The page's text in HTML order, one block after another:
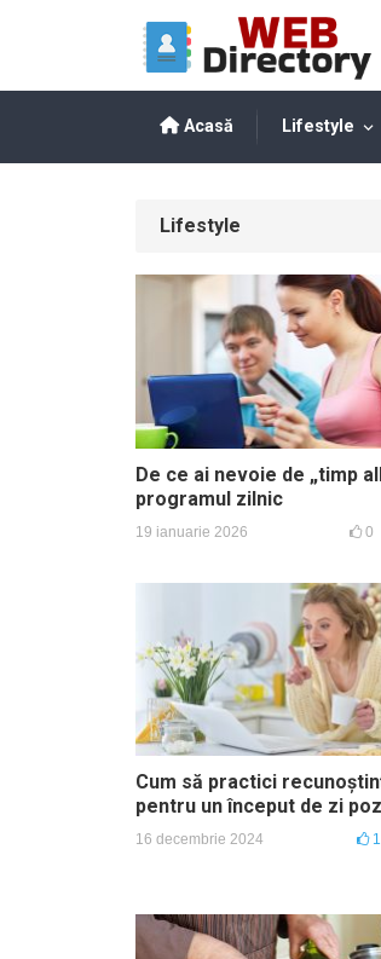
Acasă Lifestyle
Lifestyle
De ce ai nevoie de „timp
programul zilnic
19 ianuarie 2026 0
Cum să practici
pentru un început de zi
16 decembrie 2024 1